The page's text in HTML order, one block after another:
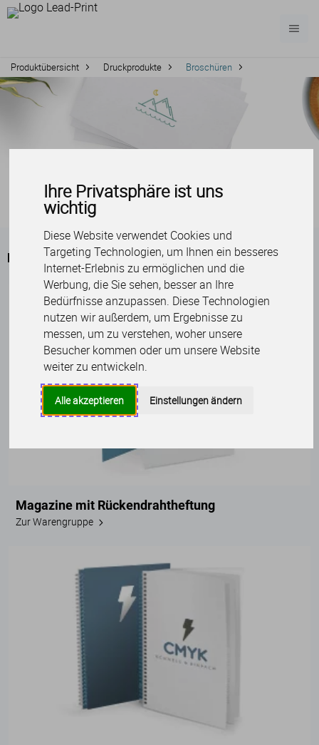
Ihre Privatsphäre ist uns
wichtig
Diese Website verwendet Cookies und
Targeting Technologien, um Ihnen ein besseres
Internet-Erlebnis zu ermöglichen und die
Werbung, die Sie sehen, besser an Ihre
Bedürfnisse anzupassen. Diese Technologien
nutzen wir außerdem, um Ergebnisse zu
messen, um zu verstehen, woher unsere
Besucher kommen oder um unsere Website
weiter zu entwickeln.
Alle akzeptieren Einstellungen ändern
Produktübersicht Druckprodukte Broschüren
Broschüren
Magazine mit Rückendrahtheftung
Zur Warengruppe